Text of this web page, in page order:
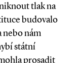
tlak na
budovalo
nebo nám
státní
prosadit